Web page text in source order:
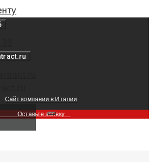
Сайт компании в Италии
Оставьте заявку